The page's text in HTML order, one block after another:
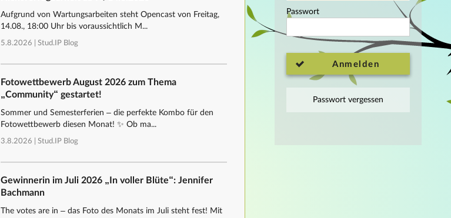
Passwort
Anmelden
Passwort vergessen
Aufgrund von Wartungsarbeiten steht Opencast von Freitag,
14.08., 18:00 Uhr bis voraussichtlich M...
5.8.2026 | Stud.IP Blog
Fotowettbewerb August 2026 zum Thema
„Community“ gestartet!
Sommer und Semesterferien – die perfekte Kombo für den
Fotowettbewerb diesen Monat! ✨ Ob ma...
3.8.2026 | Stud.IP Blog
Gewinnerin im Juli 2026 „In voller Blüte“: Jennifer
Bachmann
The votes are in – das Foto des Monats im Juli steht fest! Mit